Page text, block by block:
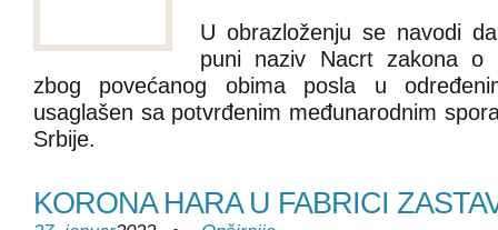
U obrazloženju se navodi
puni naziv Nacrt zakona o
zbog povećanog obima posla u
usaglašen sa potvrđenim međunarodnim
Srbije.
KORONA HARA U FABRICI